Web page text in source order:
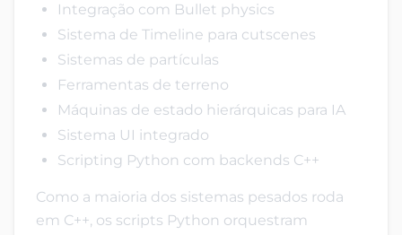
Integração com Bullet physics
Sistema de Timeline para cutscenes
Sistemas de partículas
Ferramentas de terreno
Máquinas de estado hierárquicas para IA
Sistema UI integrado
Scripting Python com backends C++
Como a maioria dos sistemas pesados roda
em C++, os scripts Python orquestram